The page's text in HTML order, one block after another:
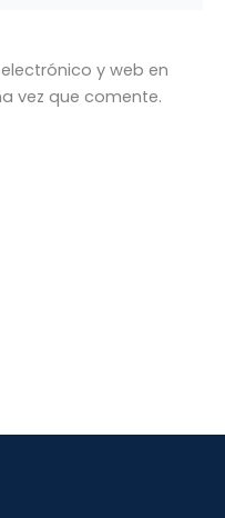
y web en
vez que comente.